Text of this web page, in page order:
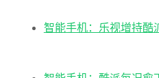
智能手机：乐视增持酷